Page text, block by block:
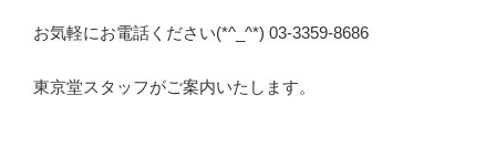
お気軽にお電話ください(*^_^*) 03-3359-8686
東京堂スタッフがご案内いたします。